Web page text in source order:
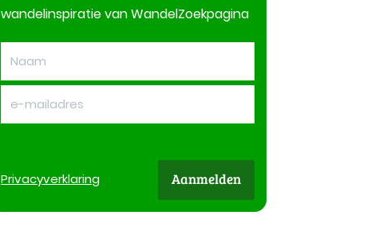
wandelinspiratie van WandelZoekpagina
Privacyverklaring Aanmelden